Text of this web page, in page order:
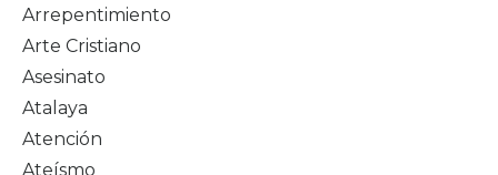
Arrepentimiento
Arte Cristiano
Asesinato
Atalaya
Atención
Ateísmo